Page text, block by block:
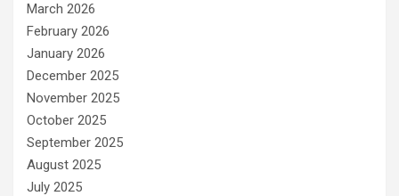
March 2026
February 2026
January 2026
December 2025
November 2025
October 2025
September 2025
August 2025
July 2025